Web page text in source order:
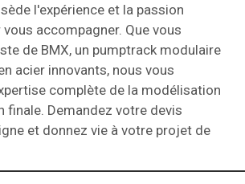
l'expérience et la passion
accompagner. Que vous
de BMX, un pumptrack modulaire
acier innovants, nous vous
complète de la modélisation
finale. Demandez votre devis
et donnez vie à votre projet de